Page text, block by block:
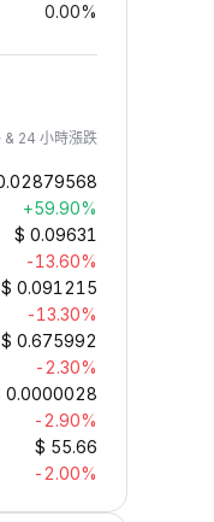
0.00%
& 24 小時漲跌
+59.90%
$ 0.09631
-13.60%
$ 0.091215
-13.30%
$ 0.675992
-2.30%
0.0000028
-2.90%
$ 55.66
-2.00%